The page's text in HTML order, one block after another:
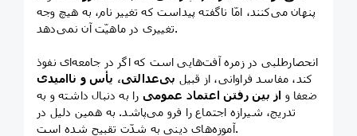
پنهان می‌کنند، امّا ناگفته پیداست که تغییر نام، به هیچ وجه
تغییری در ماهیّت آن نمی‌دهد.
انحصارطلبی در زمره آفت‌هایی است که اگر در جامعه‌ای نفوذ
کند، مفاسد فراوانی، از قبیل بی‌عدالتی، یأس و ناامیدی
ضعفا و از بین رفتن اعتماد عمومی را به دنبال داشته و به
تدریج، شیرازه اجتماع را فرو می‌پاشد. به همین دلیل در
آموزه‌های دینی به شدّت تقبیح شده است.